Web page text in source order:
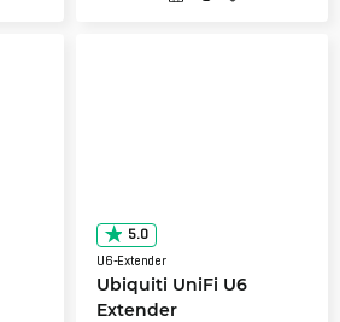
5.0
U6-Extender
Ubiquiti UniFi U6
Extender